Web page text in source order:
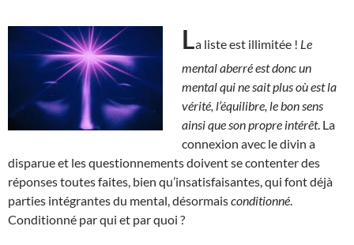
La liste est illimitée ! Le
mental aberré est donc un
mental qui ne sait plus où est la
vérité, l’équilibre, le bon sens
ainsi que son propre intérêt. La
connexion avec le divin a
disparue et les questionnements doivent se contenter des
réponses toutes faites, bien qu’insatisfaisantes, qui font déjà
parties intégrantes du mental, désormaisconditionné
Conditionné par qui et par quoi ?